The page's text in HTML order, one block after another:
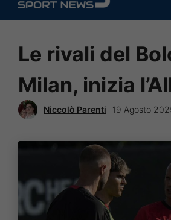
contenuto
Le rivali del
Milan, inizia
Niccolò Parenti 19 Agosto